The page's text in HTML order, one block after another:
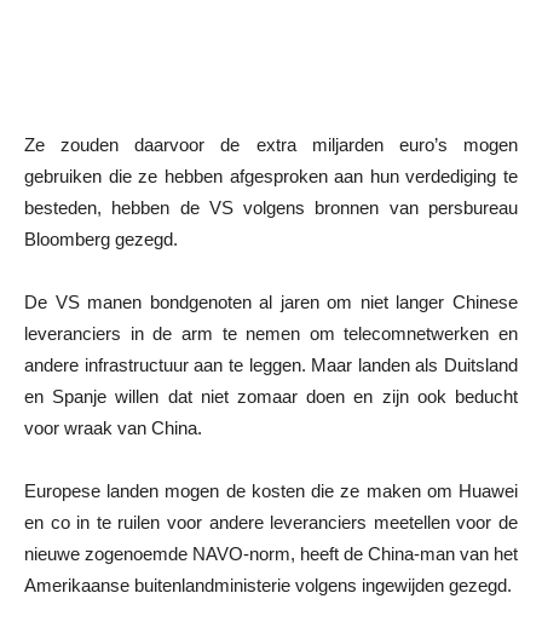
Ze zouden daarvoor de extra miljarden euro’s mogen
gebruiken die ze hebben afgesproken aan hun verdediging te
besteden, hebben de VS volgens bronnen van persbureau
Bloomberg gezegd.
De VS manen bondgenoten al jaren om niet langer Chinese
leveranciers in de arm te nemen om telecomnetwerken en
andere infrastructuur aan te leggen. Maar landen als Duitsland
en Spanje willen dat niet zomaar doen en zijn ook beducht
voor wraak van China.
Europese landen mogen de kosten die ze maken om Huawei
en co in te ruilen voor andere leveranciers meetellen voor de
nieuwe zogenoemde NAVO-norm, heeft de China-man van het
Amerikaanse buitenlandministerie volgens ingewijden gezegd.